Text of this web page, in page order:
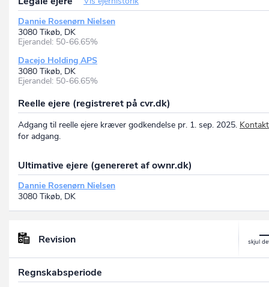
Dannie Rosenørn Nielsen
3080 Tikøb, DK
Ejerandel: 50-66.65%
Dacejo Holding APS
3080 Tikøb, DK
Ejerandel: 50-66.65%
Reelle ejere (registreret på cvr.dk)
Adgang til reelle ejere kræver godkendelse pr. 1. sep. 2025.
for adgang.
Ultimative ejere (genereret af ownr.dk)
Dannie Rosenørn Nielsen
3080 Tikøb, DK
Revision
Regnskabsperiode